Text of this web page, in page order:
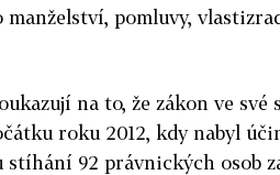
pomluvy,
na to, že zákon ve své
roku 2012, kdy nabyl
92 právnických osob